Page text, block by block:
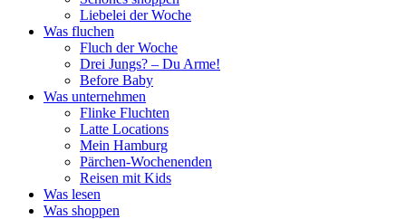
Liebelei der Woche
Was fluchen
Fluch der Woche
Drei Jungs? – Du Arme!
Before Baby
Was unternehmen
Flinke Fluchten
Latte Locations
Mein Hamburg
Pärchen-Wochenenden
Reisen mit Kids
Was lesen
Was shoppen